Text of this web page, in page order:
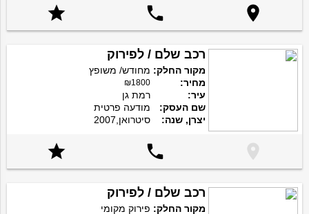



רכב שלם / לפירוק
מקור החלק: מחודש/ משופץ
מחיר:
₪1800
עיר:
רמת גן
שם העסק:
מודעה פרטית
יצרן, שנה:
סיטרואן,2007



רכב שלם / לפירוק
מקור החלק: פירוק מקומי